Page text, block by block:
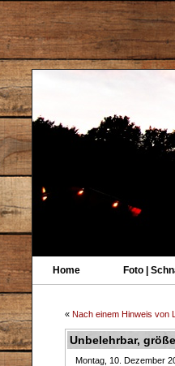
Home Foto |
« Nach einem Hinweis von
Unbelehrbar,
Montag, 10. Dezember